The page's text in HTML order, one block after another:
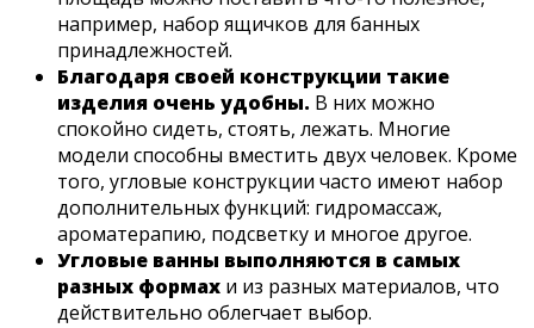
например, набор ящичков для банных
принадлежностей.
Благодаря своей конструкции такие
изделия очень удобны. В них можно
спокойно сидеть, стоять, лежать. Многие
модели способны вместить двух человек. Кроме
того, угловые конструкции часто имеют набор
дополнительных функций: гидромассаж,
ароматерапию, подсветку и многое другое.
Угловые ванны выполняются в самых
разных формах и из разных материалов, что
действительно облегчает выбор.